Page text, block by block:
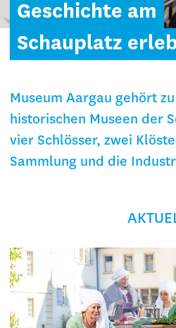
Geschichte am
Schauplatz
Museum Aargau gehört
historischen Museen der
vier Schlösser, zwei
Sammlung und die